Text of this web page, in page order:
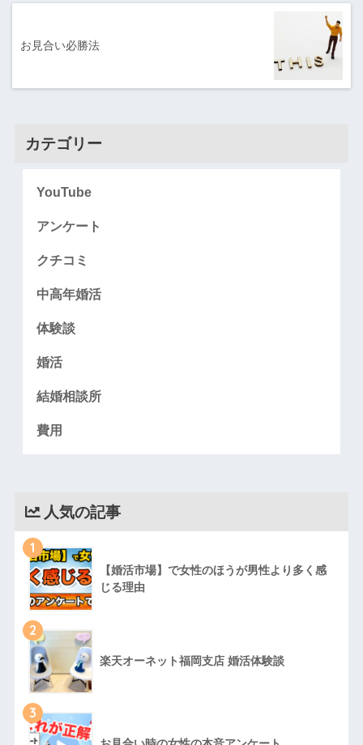
お見合い必勝法
カテゴリー
YouTube
アンケート
クチコミ
中高年婚活
体験談
婚活
結婚相談所
費用
人気の記事
1
【婚活市場】で女性のほうが男性より多く感
じる理由
2
楽天オーネット福岡支店 婚活体験談
3